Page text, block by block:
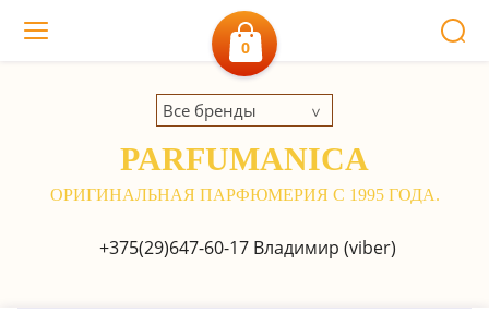
0
+375(29)647-60-17Владимир (viber)
Все бренды
PARFUMANICA
ОРИГИНАЛЬНАЯ ПАРФЮМЕРИЯ С 1995 ГОДА.